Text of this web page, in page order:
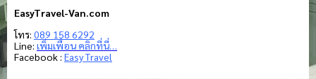
EasyTravel-Van.com
โทร: 089 158 6292
Line: เพิ่มเพื่อน คลิกที่นี่…
Facebook : Easy Travel